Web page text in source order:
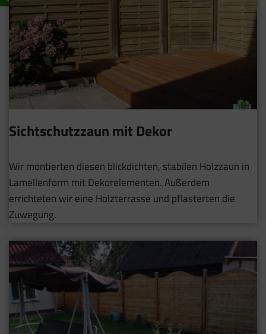
Sichtschutzzaun mit Dekor
Wir montierten diesen blickdichten, stabilen Holzzaun in
Lamellenform mit Dekorelementen. Außerdem
errichteten wir eine Holzterrasse und pflasterten die
Zuwegung.